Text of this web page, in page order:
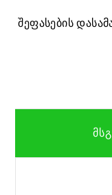
შეფასების